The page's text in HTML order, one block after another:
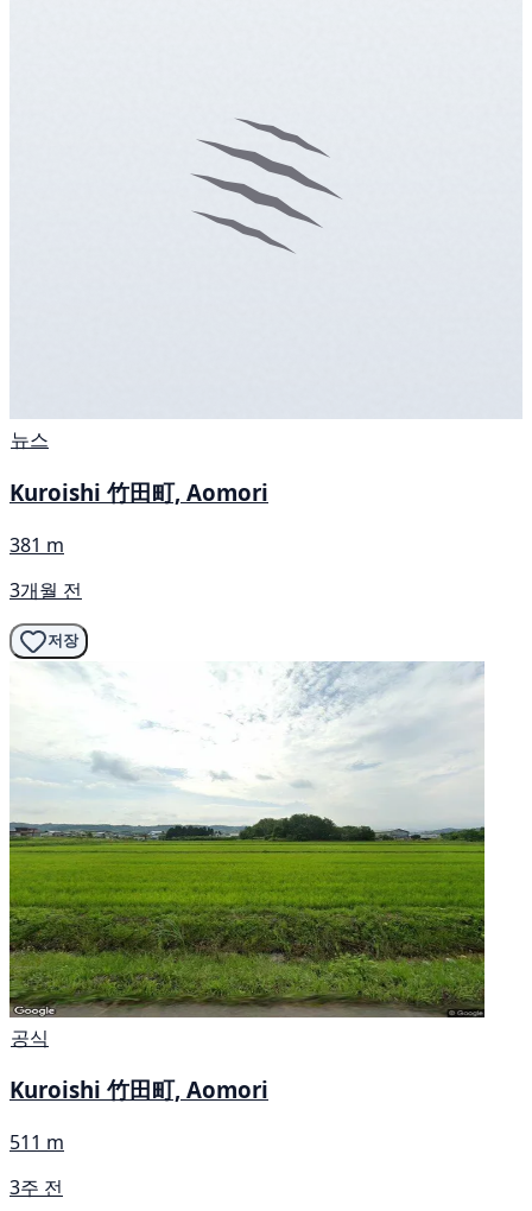
뉴스
Kuroishi 竹田町, Aomori
381 m
3개월 전
저장
공식
Kuroishi 竹田町, Aomori
511 m
3주 전